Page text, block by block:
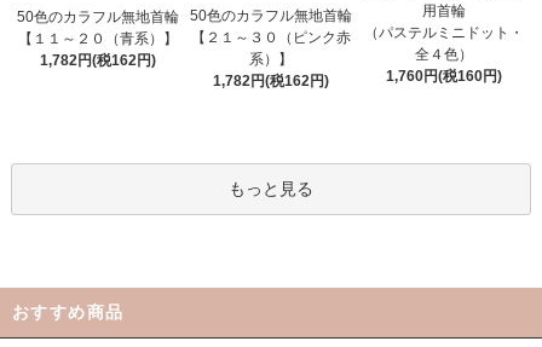
50色のカラフル無地首輪
【１１～２０（青系）】
1,782円(税162円)
50色のカラフル無地首輪
【２１～３０（ピンク赤
系）】
1,782円(税162円)
用首輪
（パステルミニドット・
全４色）
1,760円(税160円)
もっと見る
おすすめ商品